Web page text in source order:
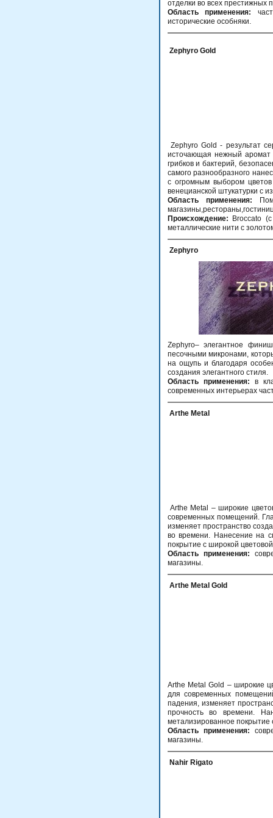
отделки во всех престижных
Область применения:
исторические особняки.
Zephyro Gold
Zephyro Gold - результат
источающая нежный аромат
грибков и бактерий,
самого разнообразного
с огромным выбором
венецианской штукатурки с
Область применения:
Происхождение: Broccato
металлические нити с
Zephyro
Zephyro– элегантное
песочными микронами,
на ощупь и благодаря
создания элегантного стиля.
Область применения: в
современных интерьерах
Arthe Metal
Arthe Metal – широкие
современных помещений.
изменяет пространство
во времени. Нанесение на
покрытие с широкой
Область применения:
магазины.
Arthe Metal Gold
Arthe Metal Gold – широкие
для современных
падения, изменяет
прочность во времени.
метализированное покрытие
Область применения:
магазины.
Nahir Rigato